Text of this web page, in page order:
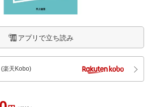
アプリで立ち読み
(楽天Kobo)